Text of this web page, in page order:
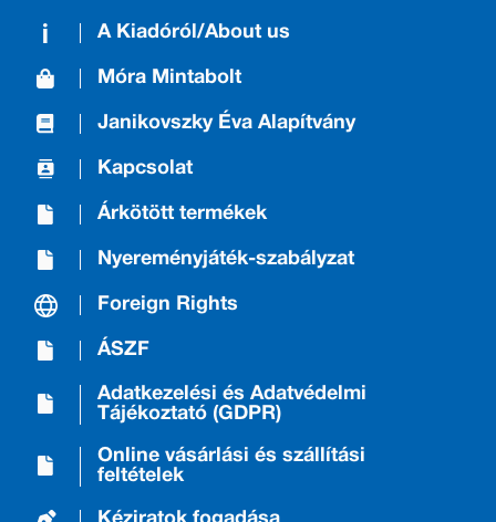
A Kiadóról/About us
Móra Mintabolt
Janikovszky Éva Alapítvány
Kapcsolat
Árkötött termékek
Nyereményjáték-szabályzat
Foreign Rights
ÁSZF
Adatkezelési és Adatvédelmi
Tájékoztató (GDPR)
Online vásárlási és szállítási
feltételek